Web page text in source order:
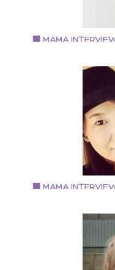
自宅サロンでの
ります。 色々と
と」を忘れずに日
竹谷陽子さん
アーティフィシャ
大阪芸術大学 音
講師として活動
Rose お稽古サロ
ショウメン ヨウ
ヘアアクセサリー
京都市在住 芸術
てアパレル業界